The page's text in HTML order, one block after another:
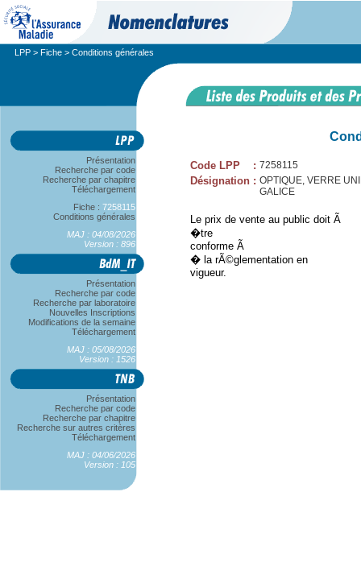
LPP > Fiche > Conditions générales
Présentation
Recherche par code
Recherche par chapitre
Téléchargement
Fiche : 7258115
Conditions générales
MAJ : 04/08/2026
Version : 896
Présentation
Recherche par code
Recherche par laboratoire
Nouvelles Inscriptions
Modifications de la semaine
Téléchargement
MAJ : 05/08/2026
Version : 1526
Présentation
Recherche par code
Recherche par chapitre
Recherche sur autres critères
Téléchargement
MAJ : 04/06/2026
Version : 105
Code LPP : 7258115
Désignation : OPTIQUE, VERRE
GALICE
Le prix de vente au public doit Ã
�tre
conforme Ã
� la rÃ©glementation en
vigueur.